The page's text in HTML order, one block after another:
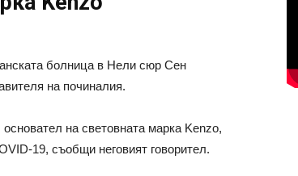
болница в Нели сюр Сен
на починалия.
на световната марка Kenzo,
19, съобщи неговият говорител.